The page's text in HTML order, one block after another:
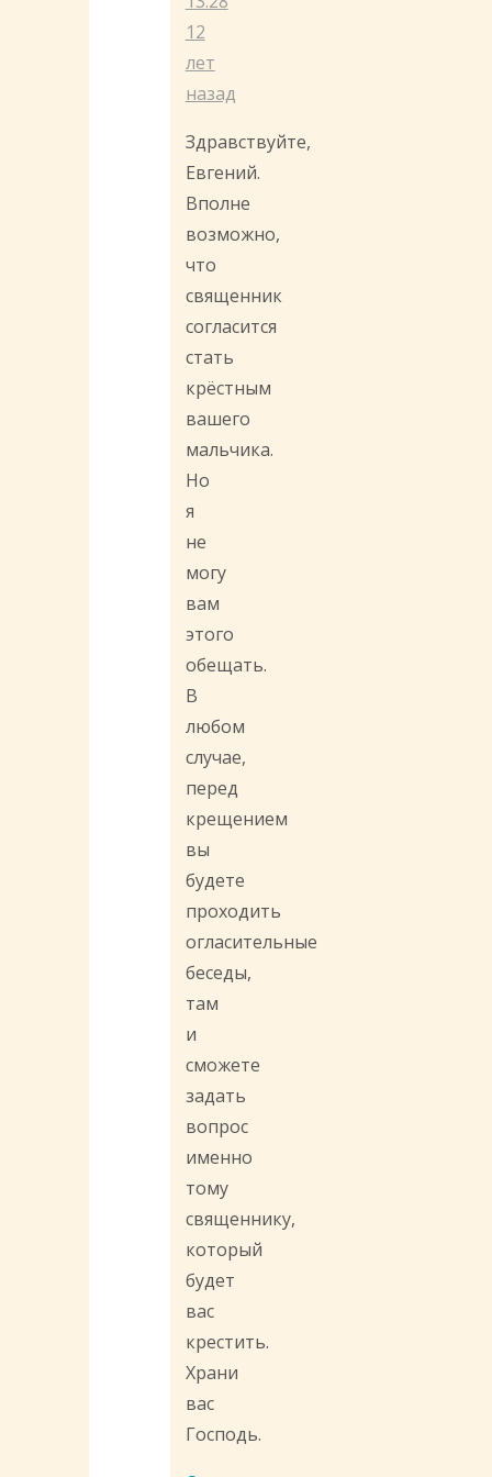
12
лет
назад
Здравствуйте,
Евгений.
Вполне
возможно,
что
священник
согласится
стать
крёстным
вашего
мальчика.
Но
я
не
могу
вам
этого
обещать.
В
любом
случае,
перед
крещением
вы
будете
проходить
огласительные
беседы,
там
и
сможете
задать
вопрос
именно
тому
священнику,
который
будет
вас
крестить.
Храни
вас
Господь.